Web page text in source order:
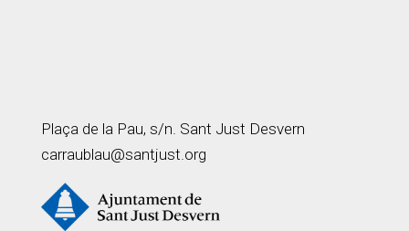
Plaça de la Pau, s/n. Sant Just Desvern
carraublau@santjust.org